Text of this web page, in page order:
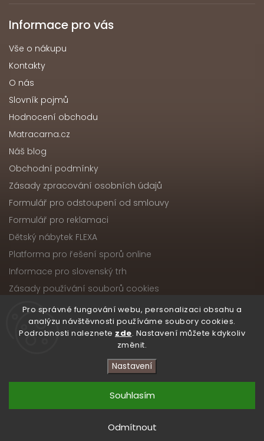
Pro správné fungování webu, personalizaci obsahu a
analýzu návštěvnosti používáme soubory cookies.
Podrobnosti naleznete zde. Nastavení můžete kdykoliv
změnit.
Nastavení
Odmítnout
Souhlasím
Informace pro vás
Vše o nákupu
Kontakty
O nás
Slovník pojmů
Hodnocení obchodu
Matracarna.cz
Náš blog
Obchodní podmínky
Zásady zpracování osobních údajů
Formulář pro odstoupení od smlouvy
Formulář pro reklamaci
Dětský nábytek FLEXA
Platforma pro řešení sporů online
Informace pro slovenský trh
Zásady používání souborů cookies
Copyright 2026Nábytek ATIKA, s.r.o.. Všechna práva
vyhrazena.
Upravit nastavení cookies
VytvořilShoptet| DesignShoptak.cz
/* Skryté zobrazení obou ikon na počítači */ .atika-